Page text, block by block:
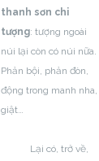
thanh sơn chi
tượng: tượng ngoài
núi lại còn có núi nữa.
Phản bội, phản đòn,
động trong manh nha,
giật…
Lại có, trở về,